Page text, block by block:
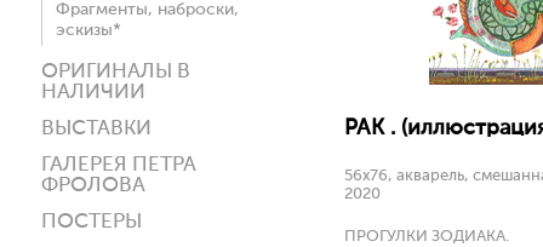
Фрагменты, наброски,
эскизы*
ОРИГИНАЛЫ В
НАЛИЧИИ
ВЫСТАВКИ
ГАЛЕРЕЯ ПЕТРА
ФРОЛОВА
ПОСТЕРЫ
РАК .
56х76, акварель,
2020
ПРОГУЛКИ ЗОДИАКА.